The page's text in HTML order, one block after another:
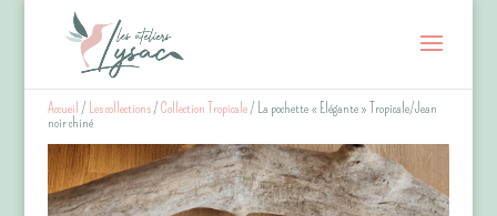
Accueil / Les collections/ Collection Tropicale/ La pochette « Elégante » Tropicale/Jean
noir chiné